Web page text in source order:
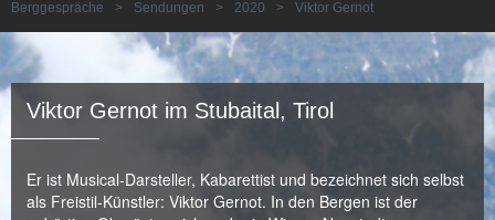
Berggespräche > Sendungen > 2020 > Viktor Gernot
Viktor Gernot im Stubaital, Tirol
Er ist Musical-Darsteller, Kabarettist und bezeichnet sich selbst
als Freistil-Künstler: Viktor Gernot. In den Bergen ist der